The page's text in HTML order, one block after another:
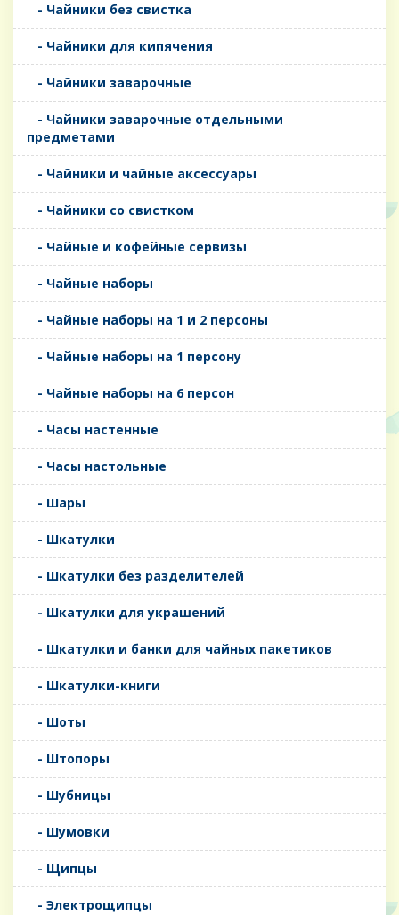
- Чайники без свистка
- Чайники для кипячения
- Чайники заварочные
- Чайники заварочные отдельными
предметами
- Чайники и чайные аксессуары
- Чайники со свистком
- Чайные и кофейные сервизы
- Чайные наборы
- Чайные наборы на 1 и 2 персоны
- Чайные наборы на 1 персону
- Чайные наборы на 6 персон
- Часы настенные
- Часы настольные
- Шары
- Шкатулки
- Шкатулки без разделителей
- Шкатулки для украшений
- Шкатулки и банки для чайных пакетиков
- Шкатулки-книги
- Шоты
- Штопоры
- Шубницы
- Шумовки
- Щипцы
- Электрощипцы